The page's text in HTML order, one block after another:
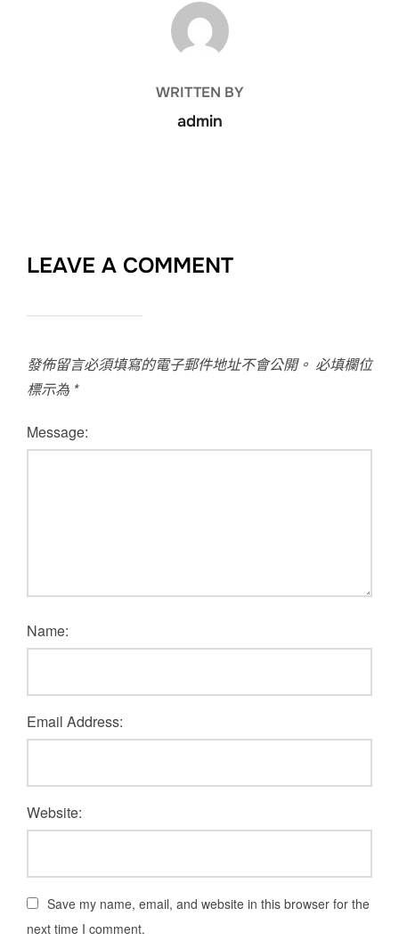
POST AUTHOR
WRITTEN BY
admin
LEAVE A COMMENT
發佈留言必須填寫的電子郵件地址不會公開。 必填欄位
標示為 *
Message:
Name:
Email Address:
Website:
Save my name, email, and website in this browser for the
next time I comment.